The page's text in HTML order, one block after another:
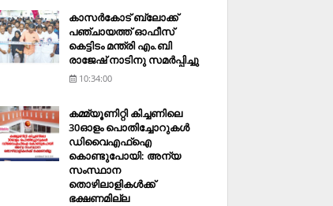
കാസര്‍കോട് ബ്ലോക്ക്
പഞ്ചായത്ത് ഓഫീസ്
കെട്ടിടം മന്ത്രി എം.ബി
രാജേഷ് നാടിനു സമര്‍പ്പിച്ചു
10:34:00
കമ്മ്യൂണിറ്റി കിച്ചണിലെ
30ഓളം പൊതിച്ചോറുകള്‍
ഡിവൈഎഫ്‌ഐ
കൊണ്ടുപോയി: അന്യ
സംസ്ഥാന
തൊഴിലാളികള്‍ക്ക്
ഭക്ഷണമില്ല